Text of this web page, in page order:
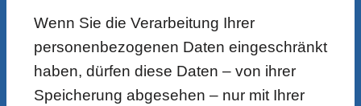
Wenn Sie die Verarbeitung Ihrer
personenbezogenen Daten eingeschränkt
haben, dürfen diese Daten – von ihrer
Speicherung abgesehen – nur mit Ihrer